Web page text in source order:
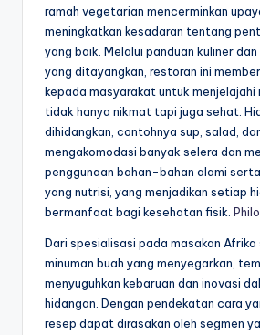
ramah vegetarian mencerminkan
meningkatkan kesadaran tentang
yang baik. Melalui panduan kuliner
yang ditayangkan, restoran ini
kepada masyarakat untuk menjelajahi
tidak hanya nikmat tapi juga sehat.
dihidangkan, contohnya sup, salad,
mengakomodasi banyak selera dan
penggunaan bahan-bahan alami
yang nutrisi, yang menjadikan setiap
bermanfaat bagi kesehatan fisik.
Dari spesialisasi pada masakan Afrika
minuman buah yang menyegarkan,
menyuguhkan kebaruan dan inovasi
hidangan. Dengan pendekatan cara
resep dapat dirasakan oleh segmen